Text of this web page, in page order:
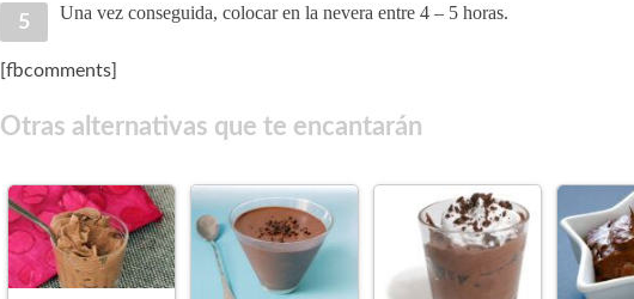
Una vez conseguida, colocar en la nevera entre 4 – 5 horas.
[fbcomments]
Otras alternativas que te encantarán